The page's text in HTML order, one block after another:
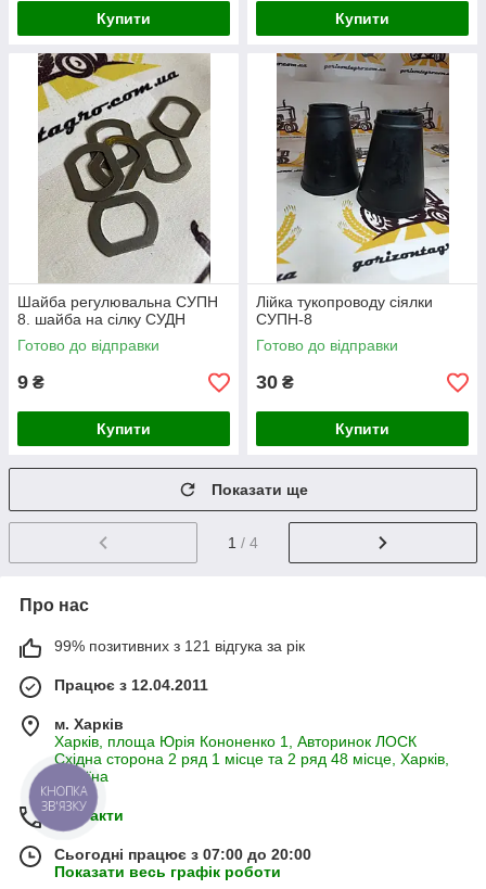
Купити Купити
Шайба регулювальна СУПН
8. шайба на сілку СУДН
Готово до відправки
9 ₴
Купити
Лійка тукопроводу сіялки
СУПН-8
Готово до відправки
30 ₴
Купити
Показати ще
1 / 4
Про нас
99% позитивних з 121 відгука за рік
Працює з 12.04.2011
м. Харків
Харків, площа Юрія Кононенко 1, Авторинок ЛОСК
Східна сторона 2 ряд 1 місце та 2 ряд 48 місце, Харків,
Україна
Контакти
Сьогодні працює з 07:00 до 20:00
Показати весь графік роботи
КНОПКА
ЗВ'ЯЗКУ